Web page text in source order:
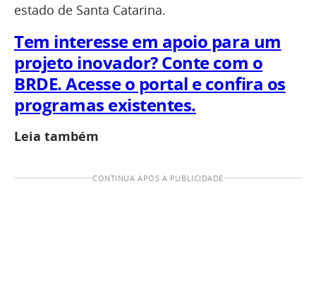
estado de Santa Catarina.
Tem interesse em apoio para um
projeto inovador? Conte com o
BRDE. Acesse o portal e confira os
programas existentes.
Leia também
CONTINUA APÓS A PUBLICIDADE